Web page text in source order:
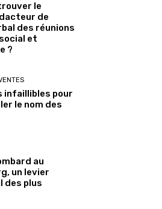
le
de
des réunions
et
?
infaillibles pour
le nom des
au
un levier
des plus